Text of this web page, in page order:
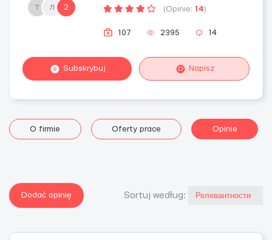
т л 2 (Opinie: 14)
107 2395 14
Subskrybuj Napisz
O firmie Oferty prace Opinie
Dodać opinię Sortuj według: